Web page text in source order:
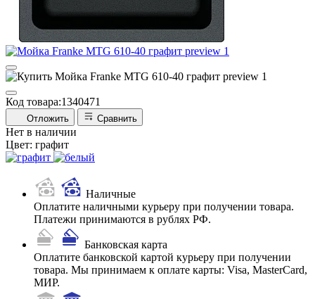
Код товара:1340471
Отложить Сравнить
Нет в наличии
Цвет: графит
Наличные
Оплатите наличными курьеру при получении товара.
Платежи принимаются в рублях РФ.
Банковская карта
Оплатите банковской картой курьеру при получении
товара. Мы принимаем к оплате карты: Visa, MasterCard,
МИР.